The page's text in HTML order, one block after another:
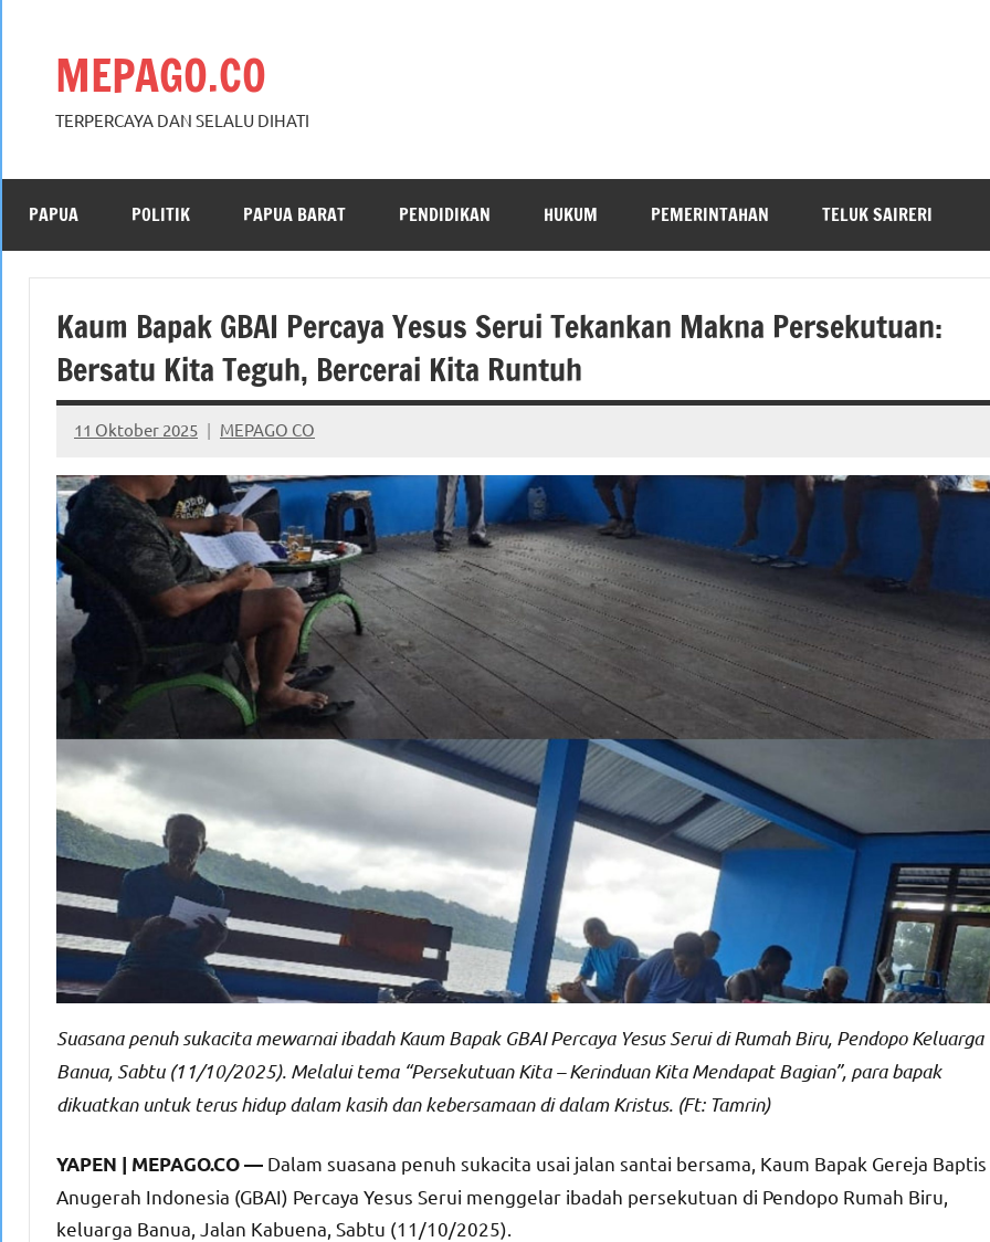
MEPAGO.CO
TERPERCAYA DAN SELALU DIHATI
PAPUA POLITIK PAPUA BARAT PENDIDIKAN HUKUM PEMERINTAHAN TELUK SAIRERI
Kaum Bapak GBAI Percaya Yesus Serui Tekankan Makna Persekutuan:
Bersatu Kita Teguh, Bercerai Kita Runtuh
11 Oktober 2025 MEPAGO CO
No
comments
Suasana penuh sukacita mewarnai ibadah Kaum Bapak GBAI Percaya Yesus Serui di Rumah Biru, Pendopo Keluarga
Banua, Sabtu (11/10/2025). Melalui tema “Persekutuan Kita – Kerinduan Kita Mendapat Bagian”, para bapak
dikuatkan untuk terus hidup dalam kasih dan kebersamaan di dalam Kristus. (Ft: Tamrin)
YAPEN | MEPAGO.CO — Dalam suasana penuh sukacita usai jalan santai bersama, Kaum Bapak Gereja Baptis
Anugerah Indonesia (GBAI) Percaya Yesus Serui menggelar ibadah persekutuan di Pendopo Rumah Biru,
keluarga Banua, Jalan Kabuena, Sabtu (11/10/2025).